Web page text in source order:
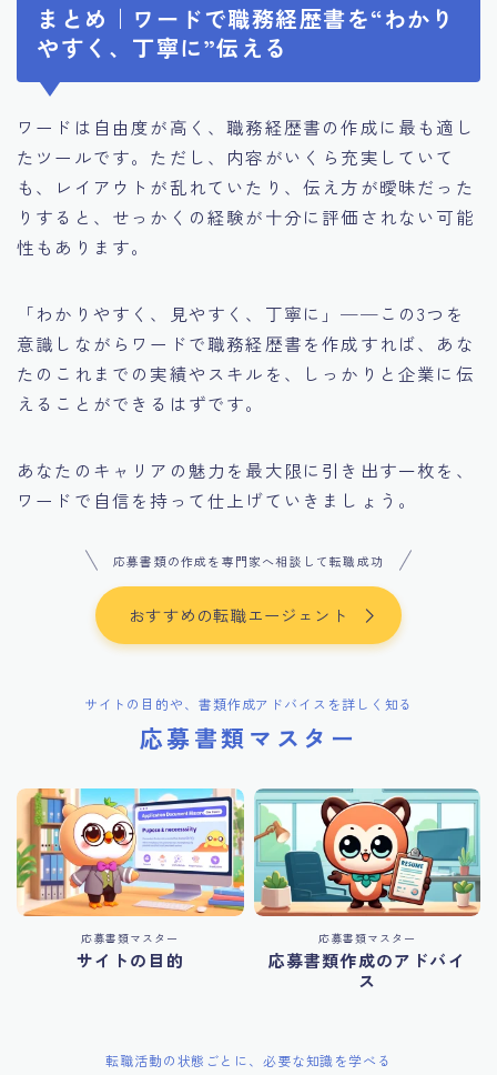
まとめ｜ワードで職務経歴書を“わかり
やすく、丁寧に”伝える
ワードは自由度が高く、職務経歴書の作成に最も適し
たツールです。ただし、内容がいくら充実していて
も、レイアウトが乱れていたり、伝え方が曖昧だった
りすると、せっかくの経験が十分に評価されない可能
性もあります。
「わかりやすく、見やすく、丁寧に」──この3つを
意識しながらワードで職務経歴書を作成すれば、あな
たのこれまでの実績やスキルを、しっかりと企業に伝
えることができるはずです。
あなたのキャリアの魅力を最大限に引き出す一枚を、
ワードで自信を持って仕上げていきましょう。
応募書類の作成を専門家へ相談して転職成功
おすすめの転職エージェント
サイトの目的や、書類作成アドバイスを詳しく知る
応募書類マスター
応募書類マスター
サイトの目的
応募書類マスター
応募書類作成のアドバイ
ス
転職活動の状態ごとに、必要な知識を学べる